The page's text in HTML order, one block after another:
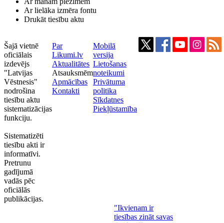
Ar lielāka izmēra fontu
Drukāt tiesību aktu
Šajā vietnē
oficiālais
izdevējs
"Latvijas
Vēstnesis"
nodrošina
tiesību aktu
sistematizācijas
funkciju.
Sistematizēti
tiesību akti ir
informatīvi.
Pretrunu
gadījumā
vadās pēc
oficiālās
publikācijas.
Par
Likumi.lv
Aktualitātes
Atsauksmēm
Apmācības
Kontakti
Mobilā
versija
Lietošanas
noteikumi
Privātuma
politika
Sīkdatnes
Piekļūstamība
"Ikvienam ir
tiesības zināt savas